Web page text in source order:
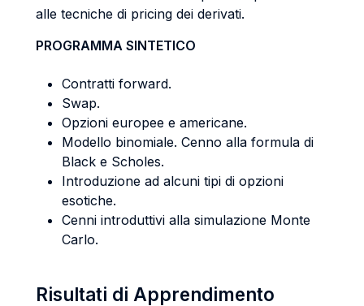
alle tecniche di pricing dei derivati.
PROGRAMMA SINTETICO
Contratti forward.
Swap.
Opzioni europee e americane.
Modello binomiale. Cenno alla formula di
Black e Scholes.
Introduzione ad alcuni tipi di opzioni
esotiche.
Cenni introduttivi alla simulazione Monte
Carlo.
Risultati di Apprendimento